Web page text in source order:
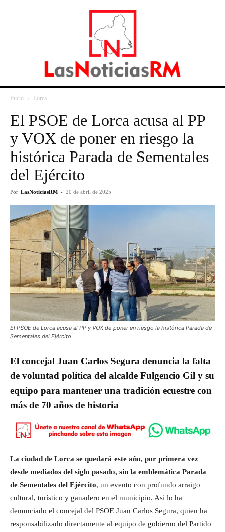
Inicio Lorca
El PSOE de Lorca acusa al PP
y VOX de poner en riesgo la
histórica Parada de Sementales
del Ejército
Por LasNoticiasRM - 20 de abril de 2025
El PSOE de Lorca acusa al PP y VOX de poner en riesgo la histórica Parada de
Sementales del Ejército
El concejal Juan Carlos Segura denuncia la falta
de voluntad política del alcalde Fulgencio Gil y su
equipo para mantener una tradición ecuestre con
más de 70 años de historia
La ciudad de Lorca se quedará este año, por primera vez
desde mediados del siglo pasado, sin la emblemática Parada
de Sementales del Ejército, un evento con profundo arraigo
cultural, turístico y ganadero en el municipio. Así lo ha
denunciado el concejal del PSOE Juan Carlos Segura, quien ha
responsabilizado directamente al equipo de gobierno del Partido